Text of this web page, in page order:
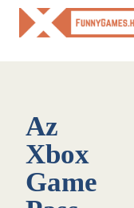
Skip
Az
Xbox
Game